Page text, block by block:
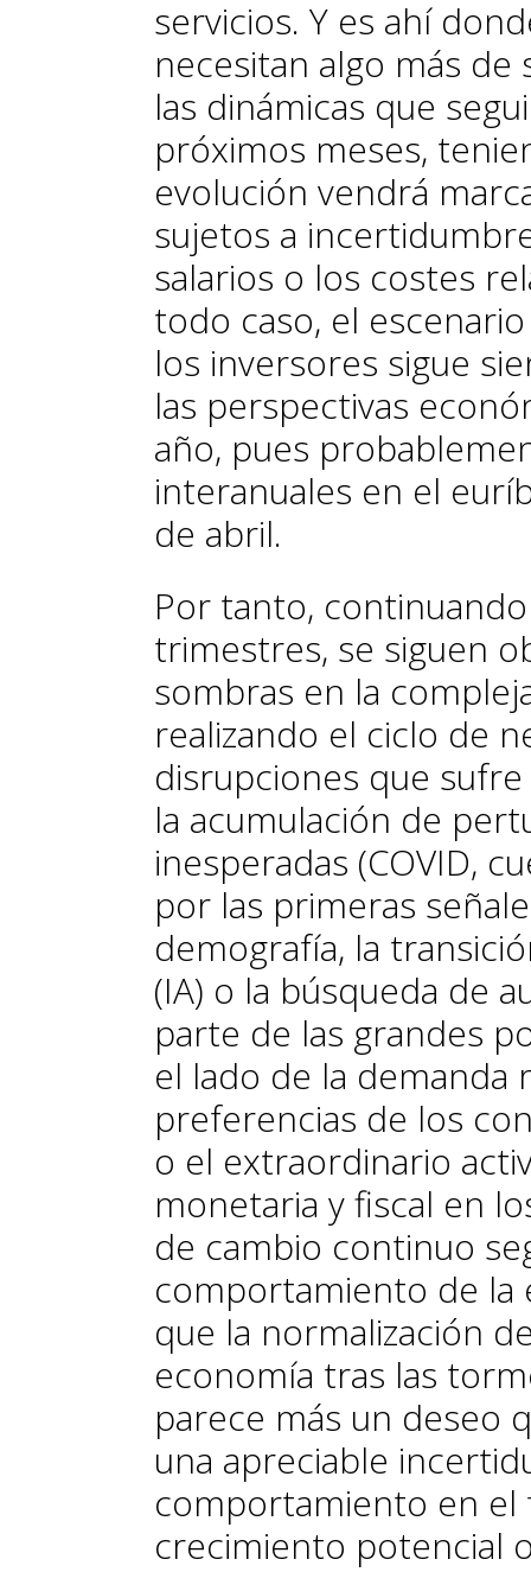
servicios. Y es ahí
necesitan algo más de
las dinámicas que
próximos meses,
evolución vendrá
sujetos a
salarios o los costes
todo caso, el
los inversores sigue
las perspectivas
año, pues
interanuales en el
de abril.
Por tanto,
trimestres, se siguen
sombras en la
realizando el ciclo de
disrupciones que
la acumulación de
inesperadas (COVID,
por las primeras
demografía, la
(IA) o la búsqueda de
parte de las grandes
el lado de la demanda
preferencias de los
o el extraordinario
monetaria y fiscal en
de cambio continuo
comportamiento de la
que la normalización
economía tras las
parece más un deseo
una apreciable
comportamiento en el
crecimiento potencial